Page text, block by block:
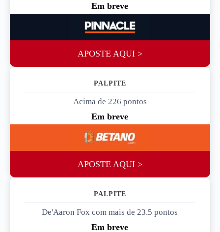
Em breve
APOSTE AQUI >
Acima de 226 pontos
Em breve
APOSTE AQUI >
De'Aaron Fox com mais de 23.5 pontos
Em breve